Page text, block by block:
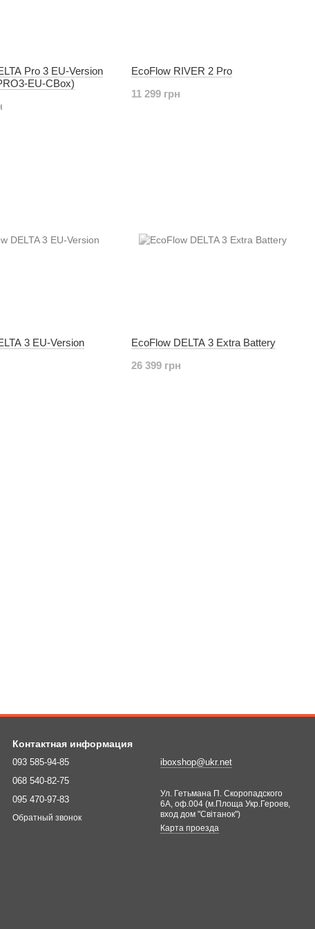
Pro 3 EU-Version
EU-CBox)
EcoFlow RIVER 2 Pro
11 299 грн
3 EU-Version
EcoFlow DELTA 3 Extra Battery
26 399 грн
Контактная информация
093 585-94-85
068 540-82-75
095 470-97-83
Обратный звонок
iboxshop@ukr.net
Ул. Гетьмана П. Скоропадского
6А, оф.004 (м.Площа Укр.Героев,
вход дом "Світанок")
Карта проезда